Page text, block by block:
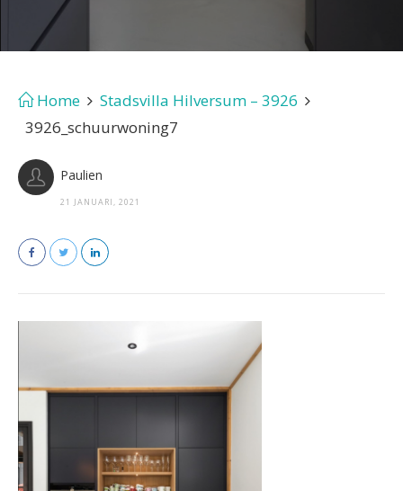
Home
Stadsvilla Hilversum – 3926
3926_schuurwoning7
Paulien
21 JANUARI, 2021